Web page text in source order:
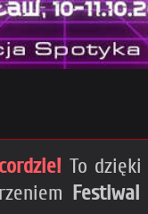
To
Festiwal